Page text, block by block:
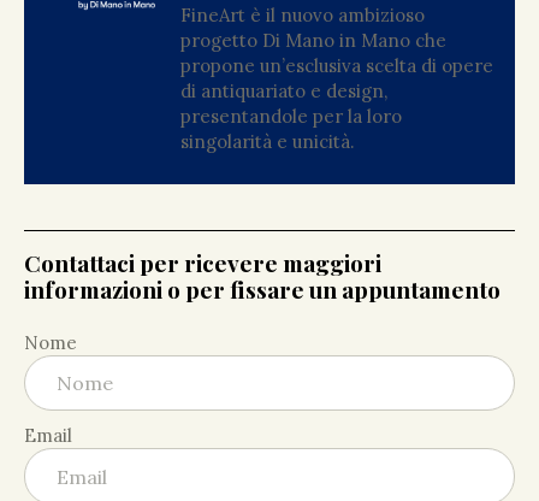
FineArt è il nuovo ambizioso
progetto Di Mano in Mano che
propone un’esclusiva scelta di opere
di antiquariato e design,
presentandole per la loro
singolarità e unicità.
Contattaci per ricevere maggiori
informazioni o per fissare un appuntamento
Nome
Email